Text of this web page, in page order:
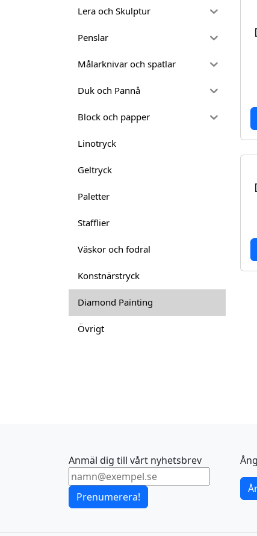
Lera och Skulptur
Penslar
Målarknivar och spatlar
Duk och Pannå
Block och papper
Linotryck
Geltryck
Paletter
Stafflier
Väskor och fodral
Konstnärstryck
Diamond Painting
Övrigt
x
2
d
Anmäl dig till vårt nyhetsbrev
Prenumerera!